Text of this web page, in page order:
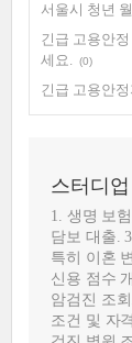
서울시 청년
긴급 고용안
세요.
(0)
긴급 고용안
스터디업
1. 생명 보
담보 대출.
특히 이혼
신용 점수
암검진 조
조건 및 자